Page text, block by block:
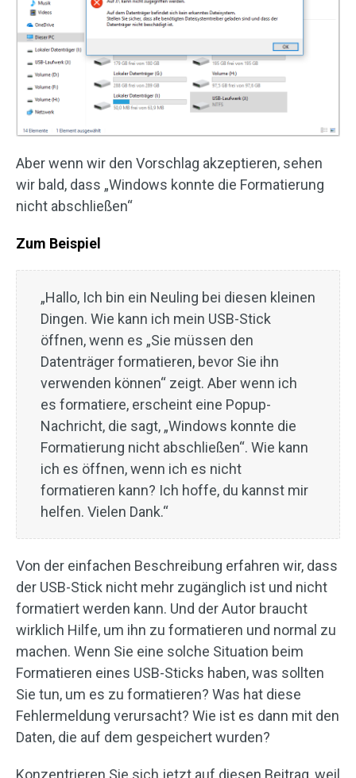
Aber wenn wir den Vorschlag akzeptieren, sehen
wir bald, dass „Windows konnte die Formatierung
nicht abschließen“
Zum Beispiel
„Hallo, Ich bin ein Neuling bei diesen kleinen
Dingen. Wie kann ich mein USB-Stick
öffnen, wenn es „Sie müssen den
Datenträger formatieren, bevor Sie ihn
verwenden können“ zeigt. Aber wenn ich
es formatiere, erscheint eine Popup-
Nachricht, die sagt, „Windows konnte die
Formatierung nicht abschließen“. Wie kann
ich es öffnen, wenn ich es nicht
formatieren kann? Ich hoffe, du kannst mir
helfen. Vielen Dank.“
Von der einfachen Beschreibung erfahren wir, dass
der USB-Stick nicht mehr zugänglich ist und nicht
formatiert werden kann. Und der Autor braucht
wirklich Hilfe, um ihn zu formatieren und normal zu
machen. Wenn Sie eine solche Situation beim
Formatieren eines USB-Sticks haben, was sollten
Sie tun, um es zu formatieren? Was hat diese
Fehlermeldung verursacht? Wie ist es dann mit den
Daten, die auf dem gespeichert wurden?
Konzentrieren Sie sich jetzt auf diesen Beitrag, weil